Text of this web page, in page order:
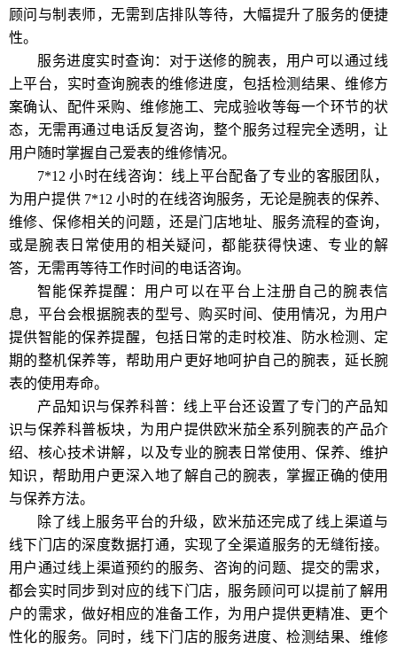
顾问与制表师，无需到店排队等待，大幅提升了服务的便捷
性。
服务进度实时查询：对于送修的腕表，用户可以通过线
上平台，实时查询腕表的维修进度，包括检测结果、维修方
案确认、配件采购、维修施工、完成验收等每一个环节的状
态，无需再通过电话反复咨询，整个服务过程完全透明，让
用户随时掌握自己爱表的维修情况。
7*12 小时在线咨询：线上平台配备了专业的客服团队，
为用户提供 7*12 小时的在线咨询服务，无论是腕表的保养、
维修、保修相关的问题，还是门店地址、服务流程的查询，
或是腕表日常使用的相关疑问，都能获得快速、专业的解
答，无需再等待工作时间的电话咨询。
智能保养提醒：用户可以在平台上注册自己的腕表信
息，平台会根据腕表的型号、购买时间、使用情况，为用户
提供智能的保养提醒，包括日常的走时校准、防水检测、定
期的整机保养等，帮助用户更好地呵护自己的腕表，延长腕
表的使用寿命。
产品知识与保养科普：线上平台还设置了专门的产品知
识与保养科普板块，为用户提供欧米茄全系列腕表的产品介
绍、核心技术讲解，以及专业的腕表日常使用、保养、维护
知识，帮助用户更深入地了解自己的腕表，掌握正确的使用
与保养方法。
除了线上服务平台的升级，欧米茄还完成了线上渠道与
线下门店的深度数据打通，实现了全渠道服务的无缝衔接。
用户通过线上渠道预约的服务、咨询的问题、提交的需求，
都会实时同步到对应的线下门店，服务顾问可以提前了解用
户的需求，做好相应的准备工作，为用户提供更精准、更个
性化的服务。同时，线下门店的服务进度、检测结果、维修